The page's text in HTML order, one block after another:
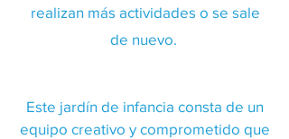
realizan más actividades o se sale
de nuevo.
Este jardín de infancia consta de un
equipo creativo y comprometido que